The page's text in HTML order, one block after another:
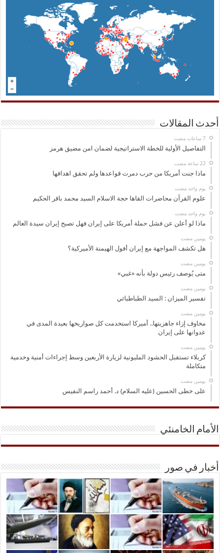
أحدث المقالات
التفاصيل الأولية للخطة الاستراتيجية لضمان امن مضيق هرمز
ماذا جنت أمريكا من حرب دمرت قواعدها ولم تحقق اهدافها
‏يوم واحد مضت
علوم القرآن محاضرات القاها حجة الاسلام السيد محمد باقر الحكيم
‏يوم واحد مضت
ماذا لو أعلن عن فشل حملة أمريكا على إيران فهل تصبح إيران سيدة العالم
‏يومين مضت
هل تكشف المواجهة مع إيران أفول الهيمنة الأميركية؟
‏يومين مضت
متى يُوصف رئيس دولة بأنه «غبي»
‏يومين مضت
تفسير الميزان : السيد الطباطبائي
‏يومين مضت
مخاوف إزاء جاهزيتها.. أميركا استخدمت كل صواريخها بعيدة المدى في
عدوانها على إيران
‏يومين مضت
كربلاء تستقبل الحشود المليونية لزيارة الأربعين وسط إجراءات أمنية وخدمية
متكاملة
‏يومين مضت
على خطى الحسين (عليه السلام) د. أحمد راسم النفيس
الأمام الخامنئي
أخبار في صور